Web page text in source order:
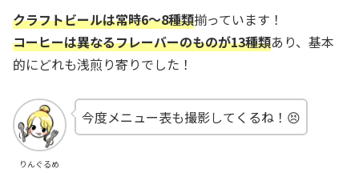
クラフトビールは常時6～8種類揃っています！
コーヒーは異なるフレーバーのものが13種類あり、基本
的にどれも浅煎り寄りでした！
りんぐるめ
今度メニュー表も撮影してくるね！😣